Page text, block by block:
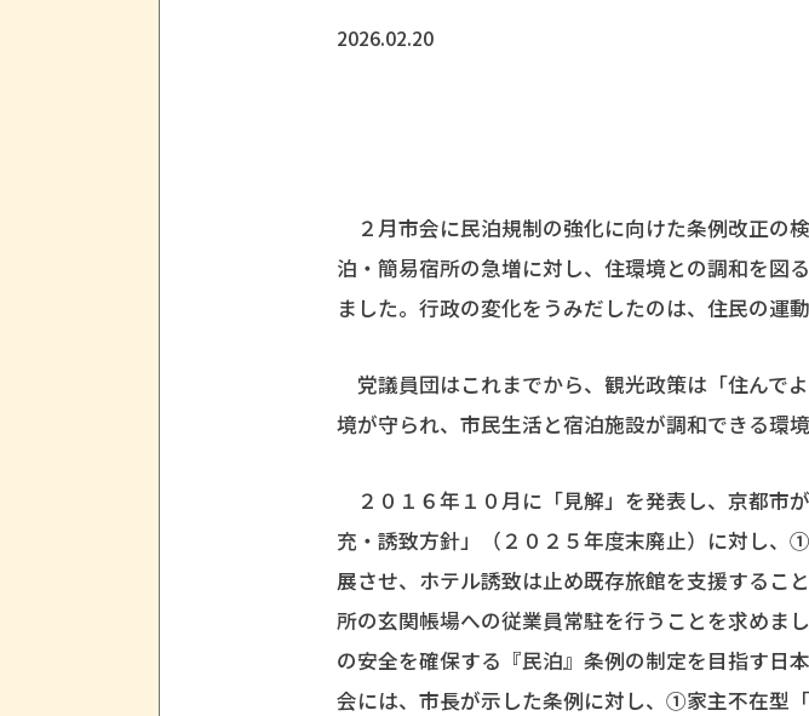
2026.02.20
２月市会に民泊規制の強化に向けた条例改正の
泊・簡易宿所の急増に対し、住環境との調和を図
ました。行政の変化をうみだしたのは、住民の運動
党議員団はこれまでから、観光政策は「住んで
境が守られ、市民生活と宿泊施設が調和できる環
２０１６年１０月に「見解」を発表し、京都市
充・誘致方針」（２０２５年度末廃止）に対し
展させ、ホテル誘致は止め既存旅館を支援する
所の玄関帳場への従業員常駐を行うことを求めま
の安全を確保する『民泊』条例の制定を目指す日
会には、市長が示した条例に対し、①家主不在型